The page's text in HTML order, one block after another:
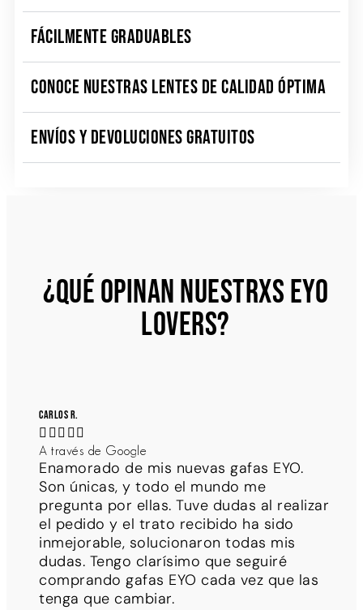
FÁCILMENTE GRADUABLES
CONOCE NUESTRAS LENTES DE CALIDAD ÓPTIMA
ENVÍOS Y DEVOLUCIONES GRATUITOS
¿QUÉ OPINAN NUESTRXS EYO
LOVERS?
Carlos R.
    
A través de Google
Enamorado de mis nuevas gafas EYO.
Son únicas, y todo el mundo me
pregunta por ellas. Tuve dudas al realizar
el pedido y el trato recibido ha sido
inmejorable, solucionaron todas mis
dudas. Tengo clarísimo que seguiré
comprando gafas EYO cada vez que las
tenga que cambiar.